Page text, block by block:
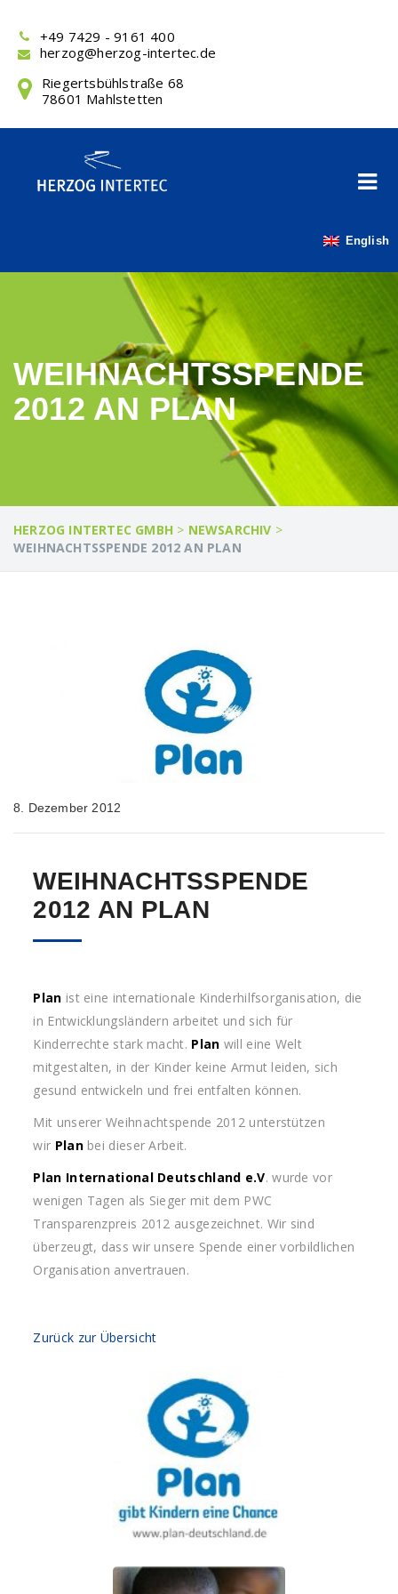
content +49 7429 - 9161 400
herzog@herzog-intertec.de
Riegertsbühlstraße 68
78601 Mahlstetten
English
WEIHNACHTSSPENDE
2012 AN PLAN
HERZOG INTERTEC GMBH > NEWSARCHIV >
WEIHNACHTSSPENDE 2012 AN PLAN
8. Dezember 2012
WEIHNACHTSSPENDE
2012 AN PLAN
Plan ist eine internationale Kinderhilfsorganisation, die
in Entwicklungsländern arbeitet und sich für
Kinderrechte stark macht. Plan will eine Welt
mitgestalten, in der Kinder keine Armut leiden, sich
gesund entwickeln und frei entfalten können.
Mit unserer Weihnachtspende 2012 unterstützen
wir Planbei dieser Arbeit.
Plan International Deutschland e.V. wurde vor
wenigen Tagen als Sieger mit dem PWC
Transparenzpreis 2012 ausgezeichnet. Wir sind
überzeugt, dass wir unsere Spende einer vorbildlichen
Organisation anvertrauen.
Zurück zur Übersicht